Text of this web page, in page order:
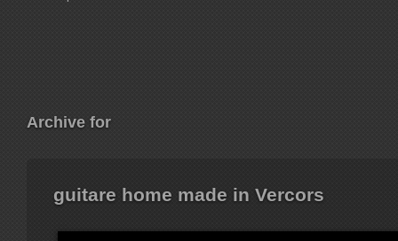
Archive for
guitare home made in Vercors